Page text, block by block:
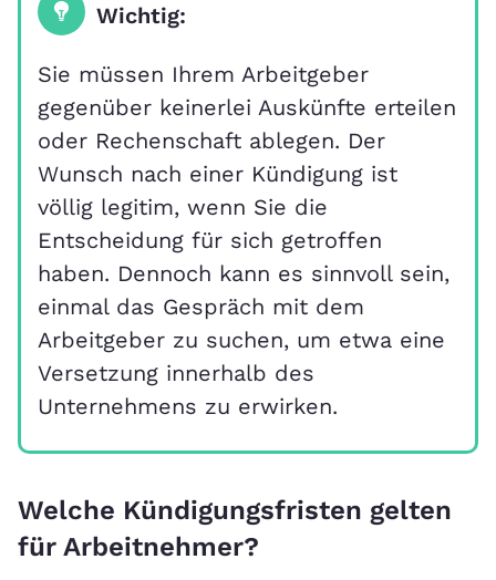
Wichtig:
Sie müssen Ihrem Arbeitgeber
gegenüber keinerlei Auskünfte erteilen
oder Rechenschaft ablegen. Der
Wunsch nach einer Kündigung ist
völlig legitim, wenn Sie die
Entscheidung für sich getroffen
haben. Dennoch kann es sinnvoll sein,
einmal das Gespräch mit dem
Arbeitgeber zu suchen, um etwa eine
Versetzung innerhalb des
Unternehmens zu erwirken.
Welche Kündigungsfristen gelten
für Arbeitnehmer?